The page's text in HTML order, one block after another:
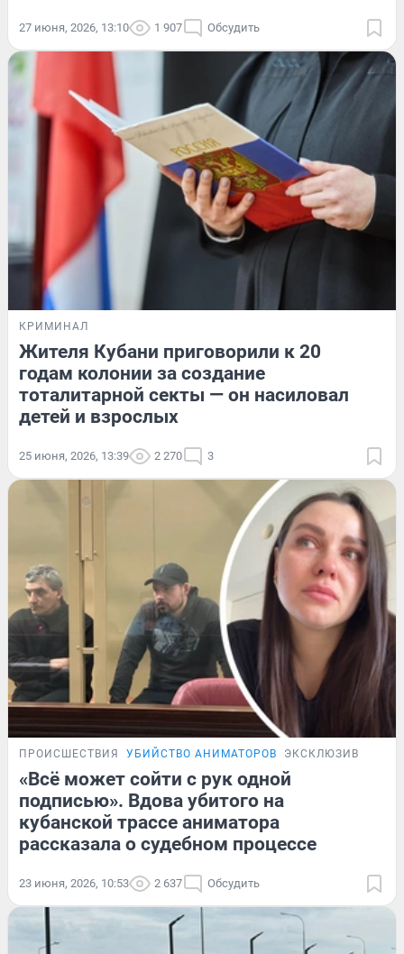
27 июня, 2026, 13:10 1 907 Обсудить
КРИМИНАЛ
Жителя Кубани приговорили к 20
годам колонии за создание
тоталитарной секты — он насиловал
детей и взрослых
25 июня, 2026, 13:39 2 270 3
ПРОИСШЕСТВИЯ УБИЙСТВО АНИМАТОРОВ ЭКСКЛЮЗИВ
«Всё может сойти с рук одной
подписью». Вдова убитого на
кубанской трассе аниматора
рассказала о судебном процессе
23 июня, 2026, 10:53 2 637 Обсудить